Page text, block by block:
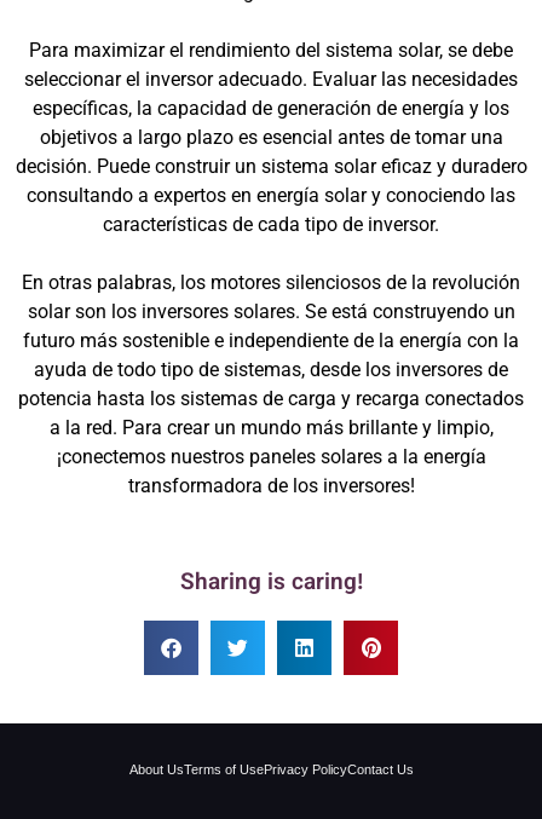
Para maximizar el rendimiento del sistema solar, se debe
seleccionar el inversor adecuado. Evaluar las necesidades
específicas, la capacidad de generación de energía y los
objetivos a largo plazo es esencial antes de tomar una
decisión. Puede construir un sistema solar eficaz y duradero
consultando a expertos en energía solar y conociendo las
características de cada tipo de inversor.
En otras palabras, los motores silenciosos de la revolución
solar son los inversores solares. Se está construyendo un
futuro más sostenible e independiente de la energía con la
ayuda de todo tipo de sistemas, desde los inversores de
potencia hasta los sistemas de carga y recarga conectados
a la red. Para crear un mundo más brillante y limpio,
¡conectemos nuestros paneles solares a la energía
transformadora de los inversores!
Sharing is caring!
About UsTerms of UsePrivacy PolicyContact Us